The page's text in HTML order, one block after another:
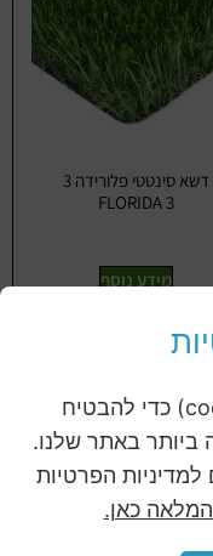
אנו משתמשים בעוגיות (cookies) כדי להבטיח
ביותר באתר שלנו.
הפרטיות
כאן.
דשא סינטטי פלורידה 3
FLORIDA 3
מידע נוסף